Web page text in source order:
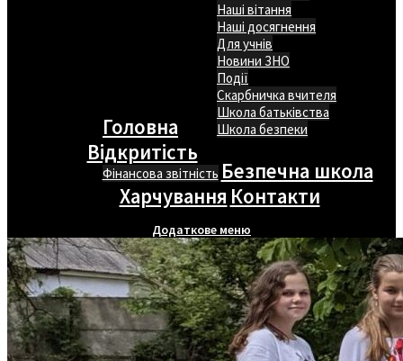
Головна
Наші вітання
Наші досягнення
Для учнів
Новини ЗНО
Події
Скарбничка вчителя
Школа батьківства
Школа безпеки
Відкритість
Фінансова звітність Безпечна школа
Харчування Контакти
Додаткове меню